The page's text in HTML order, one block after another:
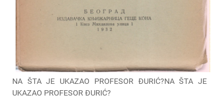
NA ŠTA JE UKAZAO PROFESOR ĐURIĆ?NA ŠTA JE
UKAZAO PROFESOR ĐURIĆ?